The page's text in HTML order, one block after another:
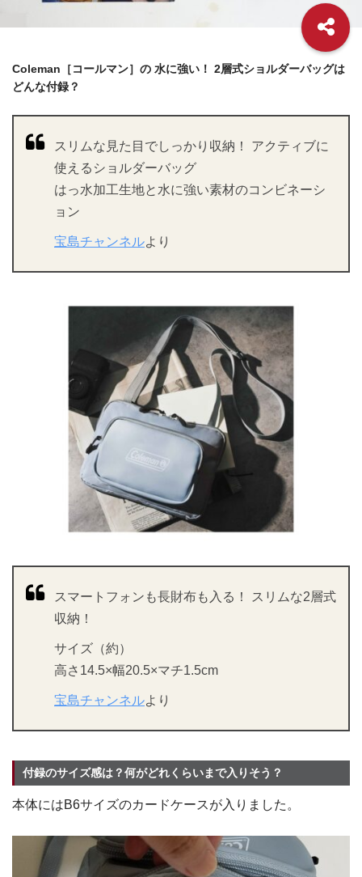
Coleman［コールマン］の 水に強い！ 2層式ショルダーバッグは
どんな付録？
スリムな見た目でしっかり収納！ アクティブに
使えるショルダーバッグ
はっ水加工生地と水に強い素材のコンビネーシ
ョン
宝島チャンネルより
スマートフォンも長財布も入る！ スリムな2層式
収納！
サイズ（約）
高さ14.5×幅20.5×マチ1.5cm
宝島チャンネルより
付録のサイズ感は？何がどれくらいまで入りそう？
本体にはB6サイズのカードケースが入りました。